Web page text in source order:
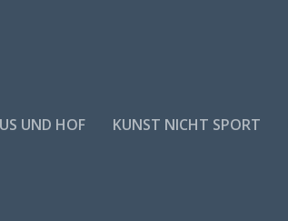
UND HOF KUNST NICHT SPORT